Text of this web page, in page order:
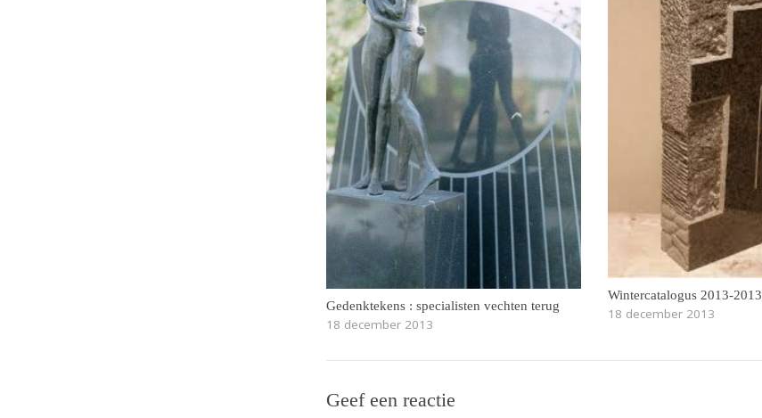
Gedenktekens : specialisten vechten terug
18 december 2013
Wintercatalogus 2013-2013
18 december 2013
Geef een reactie